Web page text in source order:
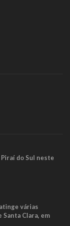
do Sul neste
várias
Clara, em